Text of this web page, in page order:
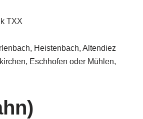
TXX
Heistenbach, Altendiez
Eschhofen oder Mühlen,